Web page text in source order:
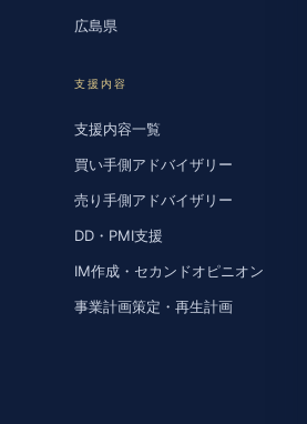
広島県
支援内容
支援内容一覧
買い手側アドバイザリー
売り手側アドバイザリー
DD・PMI支援
IM作成・セカンドオピニオン
事業計画策定・再生計画